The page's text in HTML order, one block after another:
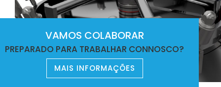
VAMOS COLABORAR
PREPARADO PARA TRABALHAR CONNOSCO?
MAIS INFORMAÇÕES